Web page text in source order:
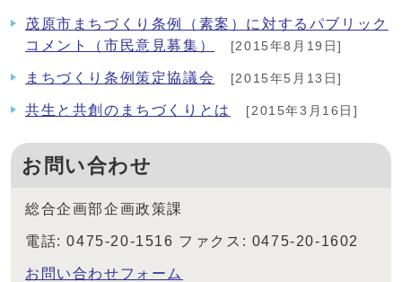
茂原市まちづくり条例（素案）に対するパブリック
コメント（市民意見募集）
[2015年8月19日]
まちづくり条例策定協議会 [2015年5月13日]
共生と共創のまちづくりとは [2015年3月16日]
お問い合わせ
総合企画部企画政策課
電話: 0475-20-1516 ファクス: 0475-20-1602
お問い合わせフォーム